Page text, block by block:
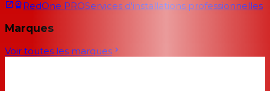
RedOne PROServices d'installations professionnelles
Marques
Voir toutes les marques